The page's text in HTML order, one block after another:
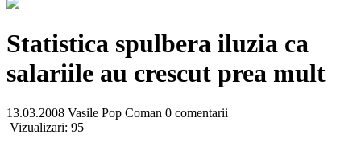
Statistica spulbera iluzia ca
salariile au crescut prea mult
13.03.2008 Vasile Pop Coman 0 comentarii
Vizualizari: 95